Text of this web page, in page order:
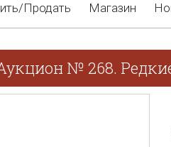
Продать Магазин
№ 268.